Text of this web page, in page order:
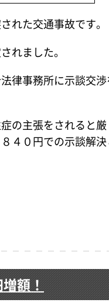
れた交通事故です。
れました。
律事務所に示談交
の主張をされると
４０円での示談解
額！